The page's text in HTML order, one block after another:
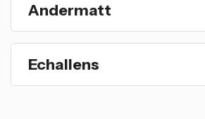
Andermatt
Echallens